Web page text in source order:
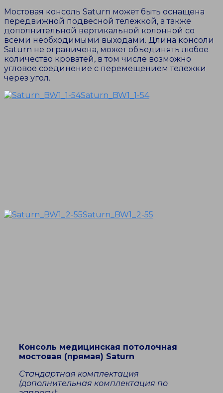
Мостовая консоль Saturn может быть оснащена
передвижной подвесной тележкой, а также
дополнительной вертикальной колонной со
всеми необходимыми выходами. Длина консоли
Saturn не ограничена, может объединять любое
количество кроватей, в том числе возможно
угловое соединение с перемещением тележки
через угол.
Saturn_BW1_1-54
Saturn_BW1_2-55
Консоль медицинская потолочная
мостовая (прямая) Saturn
Стандартная комплектация
(дополнительная комплектация по